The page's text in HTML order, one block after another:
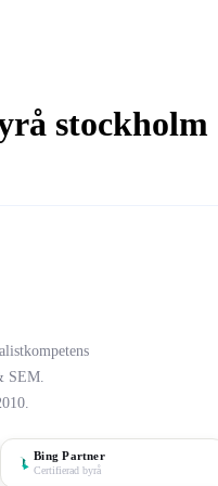
stockholm
SEM.
Bing Partner
Certifierad byrå